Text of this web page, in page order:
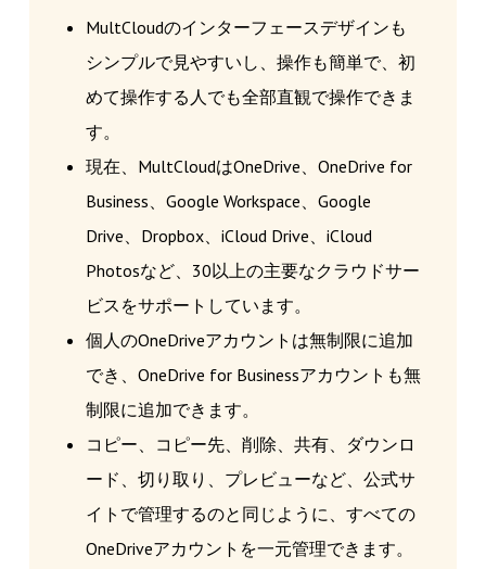
MultCloudのインターフェースデザインも
シンプルで見やすいし、操作も簡単で、初
めて操作する人でも全部直観で操作できま
す。
現在、MultCloudはOneDrive、OneDrive for
Business、Google Workspace、Google
Drive、Dropbox、iCloud Drive、iCloud
Photosなど、30以上の主要なクラウドサー
ビスをサポートしています。
個人のOneDriveアカウントは無制限に追加
でき、OneDrive for Businessアカウントも無
制限に追加できます。
コピー、コピー先、削除、共有、ダウンロ
ード、切り取り、プレビューなど、公式サ
イトで管理するのと同じように、すべての
OneDriveアカウントを一元管理できます。